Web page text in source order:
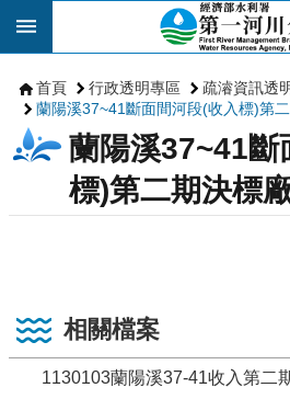
跳到主要內容區塊
首頁 行政透明專區
疏濬資訊透
蘭陽溪37~41斷面間河段(收入標)第
蘭陽溪37~41斷
標)第二期決標
相關檔案
1130103蘭陽溪37-41收入第二